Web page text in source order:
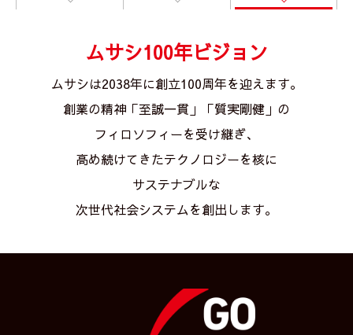
ムサシ100年ビジョン
ムサシは2038年に創立100周年を迎えます。
創業の精神「至誠一貫」「質実剛健」の
フィロソフィーを受け継ぎ、
高め続けてきたテクノロジーを核に
サステナブルな
次世代社会システムを創出します。